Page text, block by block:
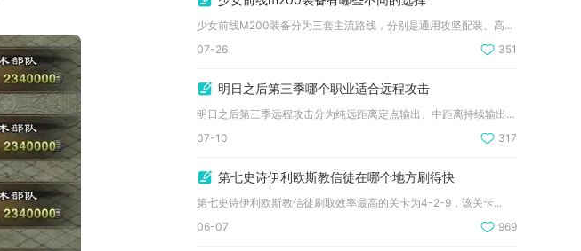
少女前线M200装备分为三套主流路线，分别是通用攻坚配装、高...
07-26
351
明日之后第三季哪个职业适合远程攻击
明日之后第三季远程攻击分为纯远距离定点输出、中距离持续输出、...
07-10
317
第七史诗伊利欧斯教信徒在哪个地方刷得快
第七史诗伊利欧斯教信徒刷取效率最高的关卡为4-2-9，该关卡...
06-07
969